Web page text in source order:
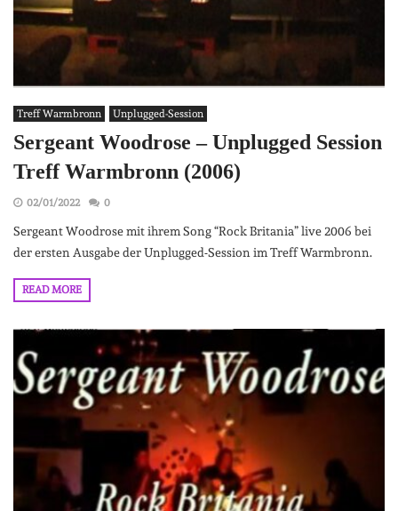
Treff Warmbronn Unplugged-Session
Sergeant Woodrose – Unplugged Session
Treff Warmbronn (2006)
02/01/2022 0
Sergeant Woodrose mit ihrem Song “Rock Britania” live 2006 bei
der ersten Ausgabe der Unplugged-Session im Treff Warmbronn.
READ MORE